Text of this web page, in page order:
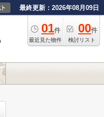
最終更新：2026年08月09日
01件
最近見た物件
00件
検討リスト